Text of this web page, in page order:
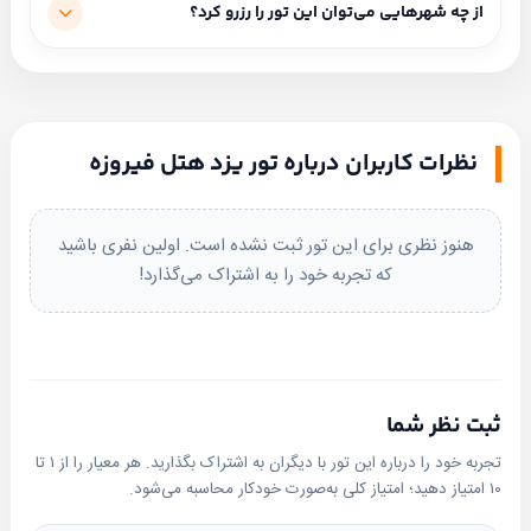
فاصله دارید. با 10 دقیقه رانندگی از فیروز یزد به باغ
لابی و پذیرش:
نمای حیاط در برخی اتاق‌ها
باغچه
دیجیتال:
اینترنت رایگان در محوطه و اتاق
عمومی:
کپسول آتش نشانی در راهروها ، تاکسی سرویس شبانه
ابتدا
شروع قیمت از ۳,۳۰۰,۰۰۰ تومان است (بسته به مبدا و نوع
از چه شهرهایی می‌توان این تور را رزرو کرد؟
نظرات کاربران درباره تور یزد هتل فیروزه
هنوز نظری برای این تور ثبت نشده است. اولین نفری باشید
که تجربه خود را به اشتراک می‌گذارد!
ثبت نظر شما
تجربه خود را درباره این تور با دیگران به اشتراک بگذارید. هر معیار را از ۱ تا
۱۰ امتیاز دهید؛ امتیاز کلی به‌صورت خودکار محاسبه می‌شود.